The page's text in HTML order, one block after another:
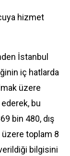
hizmet
İstanbul
iç hatlarda
üzere
bu
bin 480, dış
üzere toplam 8
bilgisini